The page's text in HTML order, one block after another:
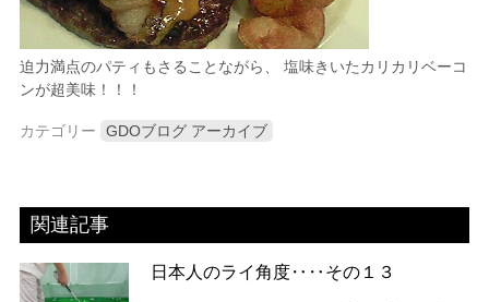
迫力満点のパティもさることながら、 塩味きいたカリカリベーコ
ンが超美味！！！
カテゴリー GDOブログ アーカイブ
関連記事
日本人のライ角度‥‥その１３